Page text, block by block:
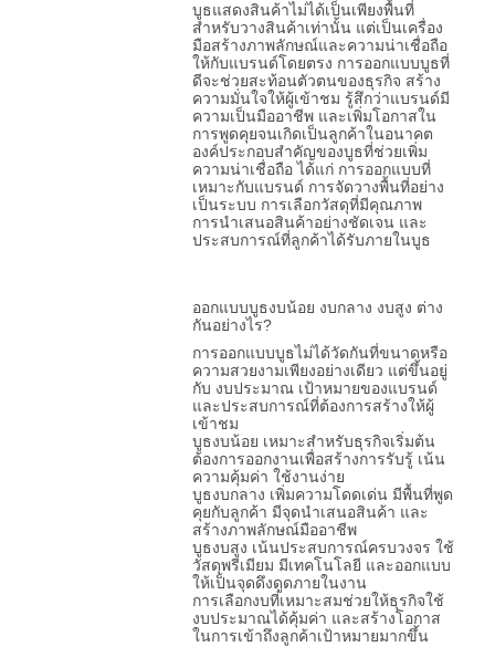
บูธแสดงสินค้าไม่ได้เป็นเพียงพื้นที่
สำหรับวางสินค้าเท่านั้น แต่เป็นเครื่อง
มือสร้างภาพลักษณ์และความน่าเชื่อถือ
ให้กับแบรนด์โดยตรง การออกแบบบูธที่
ดีจะช่วยสะท้อนตัวตนของธุรกิจ สร้าง
ความมั่นใจให้ผู้เข้าชม รู้สึกว่าแบรนด์มี
ความเป็นมืออาชีพ และเพิ่มโอกาสใน
การพูดคุยจนเกิดเป็นลูกค้าในอนาคต
องค์ประกอบสำคัญของบูธที่ช่วยเพิ่ม
ความน่าเชื่อถือ ได้แก่ การออกแบบที่
เหมาะกับแบรนด์ การจัดวางพื้นที่อย่าง
เป็นระบบ การเลือกวัสดุที่มีคุณภาพ
การนำเสนอสินค้าอย่างชัดเจน และ
ประสบการณ์ที่ลูกค้าได้รับภายในบูธ
ออกแบบบูธงบน้อย งบกลาง งบสูง ต่าง
กันอย่างไร?
การออกแบบบูธไม่ได้วัดกันที่ขนาดหรือ
ความสวยงามเพียงอย่างเดียว แต่ขึ้นอยู่
กับ งบประมาณ เป้าหมายของแบรนด์
และประสบการณ์ที่ต้องการสร้างให้ผู้
เข้าชม
บูธงบน้อย เหมาะสำหรับธุรกิจเริ่มต้น
ต้องการออกงานเพื่อสร้างการรับรู้ เน้น
ความคุ้มค่า ใช้งานง่าย
บูธงบกลาง เพิ่มความโดดเด่น มีพื้นที่พูด
คุยกับลูกค้า มีจุดนำเสนอสินค้า และ
สร้างภาพลักษณ์มืออาชีพ
บูธงบสูง เน้นประสบการณ์ครบวงจร ใช้
วัสดุพรีเมียม มีเทคโนโลยี และออกแบบ
ให้เป็นจุดดึงดูดภายในงาน
การเลือกงบที่เหมาะสมช่วยให้ธุรกิจใช้
งบประมาณได้คุ้มค่า และสร้างโอกาส
ในการเข้าถึงลูกค้าเป้าหมายมากขึ้น